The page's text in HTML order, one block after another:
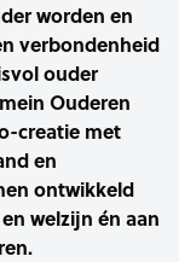
worden en
verbondenheid
ouder
Ouderen
creatie met
en
ontwikkeld
welzijn én aan